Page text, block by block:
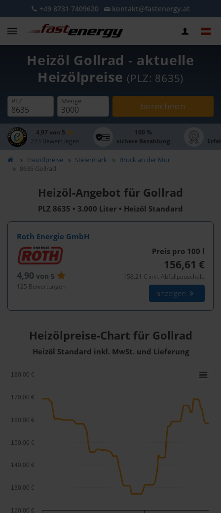
+49 8731 7409620 kontakt@fastenergy.at
Heizöl Gollrad - aktuelle
Heizölpreise (PLZ: 8635)
PLZ Menge berechnen
4,97 von 5
273 Bewertungen
100 %
sichere Bezahlung
Heizölpreise Steiermark
Bruck an der Mur
8635 Gollrad
Heizöl-Angebot für Gollrad
PLZ 8635 • 3.000 Liter • Heizöl Standard
Roth Energie GmbH
4,90 von 5
125 Bewertungen
Preis pro 100 l
156,61 €
158,21 € inkl. Abfüllpauschale
anzeigen
Heizölpreise-Chart für Gollrad
Heizöl Standard inkl. MwSt. und Lieferung
120,00 €
130,00 €
140,00 €
150,00 €
160,00 €
170,00 €
180,00 €